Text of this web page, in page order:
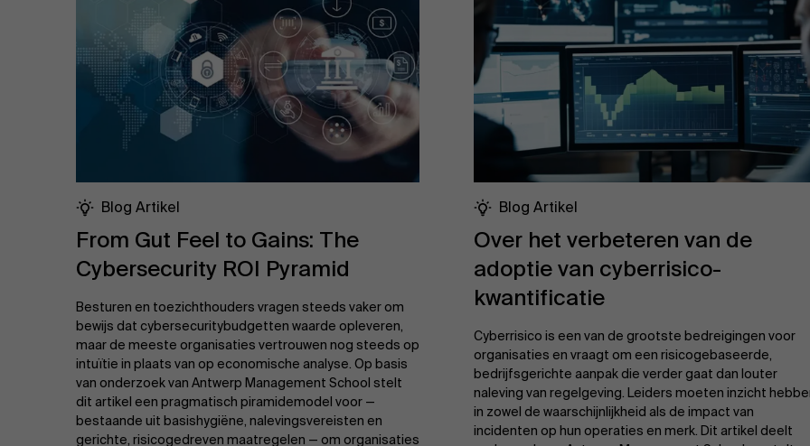
Blog Artikel
From Gut Feel to Gains: The
Cybersecurity ROI Pyramid
Besturen en toezichthouders vragen steeds vaker om
bewijs dat cybersecuritybudgetten waarde opleveren,
maar de meeste organisaties vertrouwen nog steeds op
intuïtie in plaats van op economische analyse. Op basis
van onderzoek van Antwerp Management School stelt
dit artikel een pragmatisch piramidemodel voor —
bestaande uit basis­hygiëne, nalevingsvereisten en
gerichte, risicogedreven maatregelen — om organisaties
Blog Artikel
Over het verbeteren van de
adoptie van cyberrisico-
kwantificatie
Cyberrisico is een van de grootste bedreigingen voor
organisaties en vraagt om een risicogebaseerde,
bedrijfsgerichte aanpak die verder gaat dan louter
naleving van regelgeving. Leiders moeten inzicht
in zowel de waarschijnlijkheid als de impact van
incidenten op hun operaties en merk. Dit artikel deelt